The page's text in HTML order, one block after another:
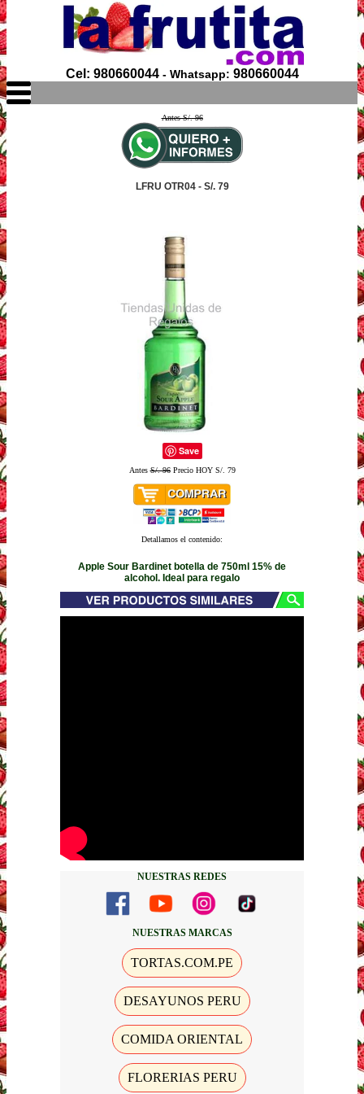
Cel: 980660044- Whatsapp: 980660044
Antes S/. 96
LFRU OTR04 - S/. 79
Save
AntesS/. 96Precio HOY S/. 79
Detallamos el contenido:
Apple Sour Bardinet botella de 750ml 15% de
alcohol. Ideal para regalo
NUESTRAS REDES
NUESTRAS MARCAS
TORTAS.COM.PE
DESAYUNOS PERU
COMIDA ORIENTAL
FLORERIAS PERU